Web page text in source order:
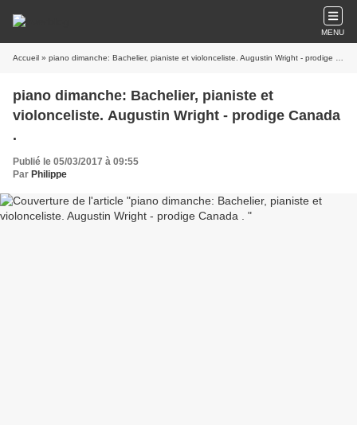
MENU
Accueil » piano dimanche: Bachelier, pianiste et violonceliste. Augustin Wright - prodige Canada .
piano dimanche: Bachelier, pianiste et
violonceliste. Augustin Wright - prodige Canada
.
Publié le 05/03/2017 à 09:55
Par Philippe